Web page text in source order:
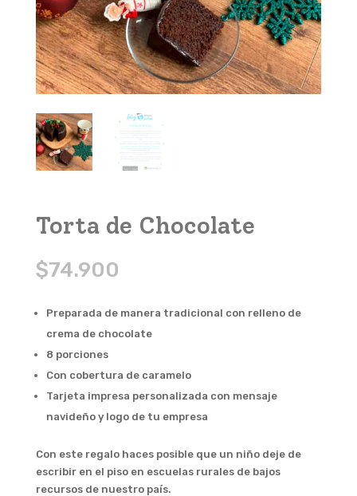
Torta de Chocolate
$74.900
Preparada de manera tradicional con relleno de
crema de chocolate
8 porciones
Con cobertura de caramelo
Tarjeta impresa personalizada con mensaje
navideño y logo de tu empresa
Con este regalo haces posible que un niño deje de
escribir en el piso en escuelas rurales de bajos
recursos de nuestro país.